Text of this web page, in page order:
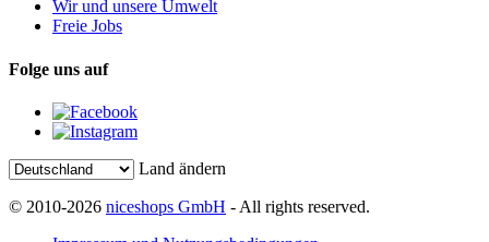
Wir und unsere Umwelt
Freie Jobs
Folge uns auf
Land ändern
© 2010-2026 niceshops GmbH - All rights reserved.